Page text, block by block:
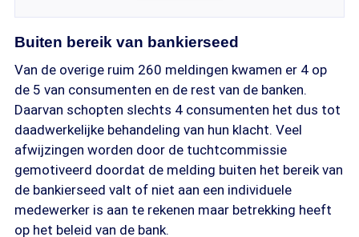
Buiten bereik van bankierseed
Van de overige ruim 260 meldingen kwamen er 4 op
de 5 van consumenten en de rest van de banken.
Daarvan schopten slechts 4 consumenten het dus tot
daadwerkelijke behandeling van hun klacht. Veel
afwijzingen worden door de tuchtcommissie
gemotiveerd doordat de melding buiten het bereik van
de bankierseed valt of niet aan een individuele
medewerker is aan te rekenen maar betrekking heeft
op het beleid van de bank.